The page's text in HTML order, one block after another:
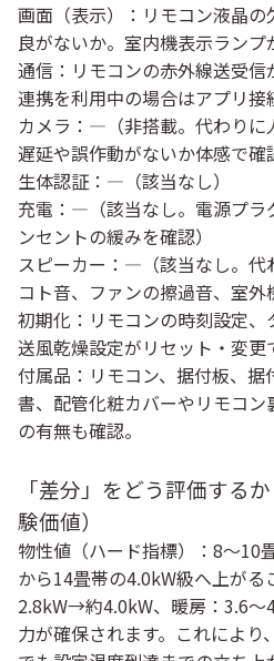
画面（表示）：リモコン液晶
良がないか。室内機表示ランプ
通信：リモコンの赤外線送受
連携を利用中の場合はアプリ接
カメラ：—（非搭載。代わりに
遅延や誤作動がないか体感で確
生体認証：—（該当なし）
充電：—（該当なし。 電源プラ
ンセントの緩みを確認）
スピーカー：—（該当なし。代
コト音、ファンの擦過音、室外
初期化：リモコンの時刻設定
送風乾燥設定がリセット・変更
付属品：リモコン、据付板、
書、配管化粧カバーやリモコ
の有無も確認。
「差分」をどう評価する
験価値）
物性値（ハード指標）
：8〜10
から14畳帯の4.0kW級へ上がる
2.8kW→約4.0kW、暖房：3.6
力が確保されます。これにより